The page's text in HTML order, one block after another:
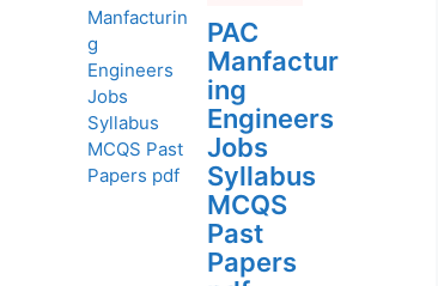
PAC
Manfactur
ing
Engineers
Jobs
Syllabus
MCQS
Past
Papers